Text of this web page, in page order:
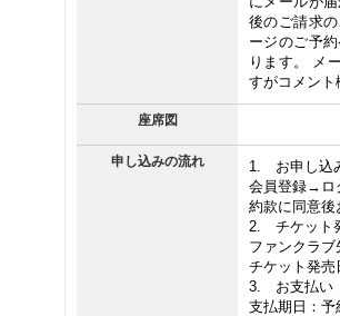
後のご請求
ージのご予
ります。 メ
すがコメン
座席図
申し込みの流れ 1. お申し込
会員登録→ロ
約款に同意
2. チケット
ファンクラ
チケット発売
3. お支払い
支払期日：予